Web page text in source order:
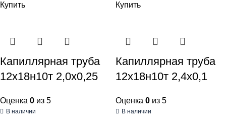
Купить Купить
Капиллярная труба
12х18н10т 2,0х0,25
Оценка 0 из 5
В наличии
Капиллярная труба
12х18н10т 2,4х0,1
Оценка 0 из 5
В наличии